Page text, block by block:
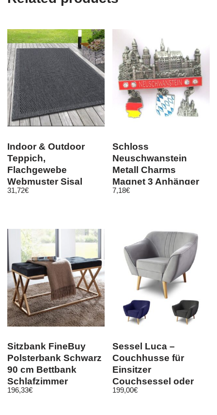
Indoor & Outdoor
Teppich,
Flachgewebe
Webmuster Sisal
Optik, GRAU
31,72€
Schloss
Neuschwanstein
Metall Charms
Magnet 3 Anhänger
Souvenir Germany
7,18€
Sitzbank FineBuy
Polsterbank Schwarz
90 cm Bettbank
Schlafzimmer
Flurbank Samt
196,33€
Sessel Luca –
Couchhusse für
Einsitzer
Couchsessel oder
Loungesessel
199,00€